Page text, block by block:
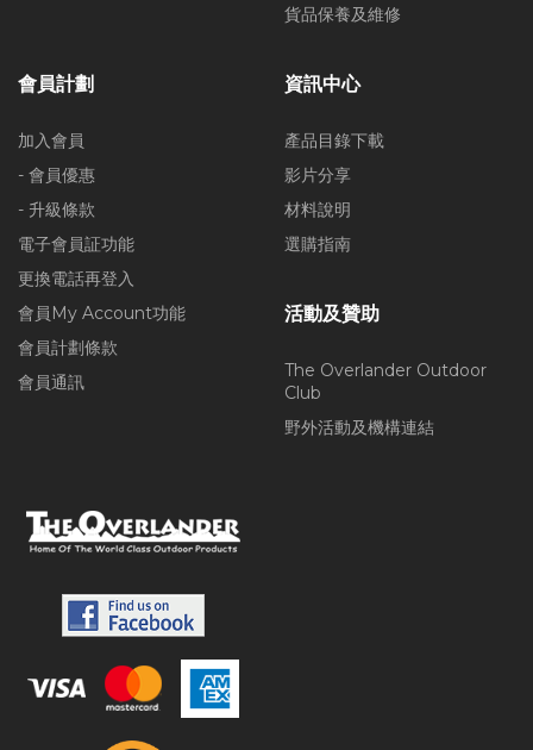
貨品保養及維修
會員計劃
加入會員
- 會員優惠
- 升級條款
電子會員証功能
更換電話再登入
會員My Account功能
會員計劃條款
會員通訊
資訊中心
產品目錄下載
影片分享
材料說明
選購指南
活動及贊助
The Overlander Outdoor
Club
野外活動及機構連結